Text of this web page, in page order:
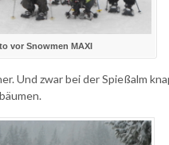
vor Snowmen MAXI
Und zwar bei der Spießalm